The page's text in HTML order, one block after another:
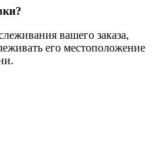
вашего заказа,
его местоположение